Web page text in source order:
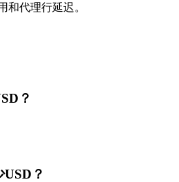
和代理行延迟。
？
？